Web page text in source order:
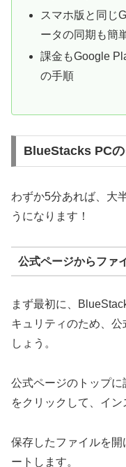
スマホ版と同じ
ータの同期も簡
課金もGoogle
の手順
BlueStacks PC
わずか5分あれば、大
うになります！
公式ページからファ
まず最初に、
キュリティのため、
しょう。
公式ページのトップ
をクリックして、イン
保存したファイルを
ートします。